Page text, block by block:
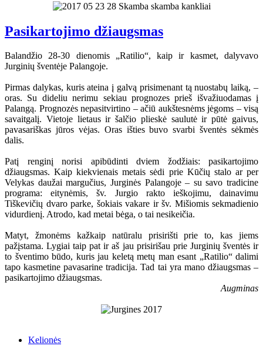
Pasikartojimo džiaugsmas
Balandžio 28-30 dienomis „Ratilio“, kaip ir kasmet, dalyvavo
Jurginių šventėje Palangoje.
Pirmas dalykas, kuris ateina į galvą prisimenant tą nuostabų laiką, –
oras. Su dideliu nerimu sekiau prognozes prieš išvažiuodamas į
Palangą. Prognozės nepasitvirtino – ačiū aukštesnėms jėgoms – visą
savaitgalį. Vietoje lietaus ir šalčio plieskė saulutė ir pūtė gaivus,
pavasariškas jūros vėjas. Oras išties buvo svarbi šventės sėkmės
dalis.
Patį renginį norisi apibūdinti dviem žodžiais: pasikartojimo
džiaugsmas. Kaip kiekvienais metais sėdi prie Kūčių stalo ar per
Velykas daužai margučius, Jurginės Palangoje – su savo tradicine
programa: eitynėmis, šv. Jurgio rakto ieškojimu, dainavimu
Tiškevičių dvaro parke, šokiais vakare ir šv. Mišiomis sekmadienio
vidurdienį. Atrodo, kad metai bėga, o tai nesikeičia.
Matyt, žmonėms kažkaip natūralu prisirišti prie to, kas jiems
pažįstama. Lygiai taip pat ir aš jau prisirišau prie Jurginių šventės ir
to šventimo būdo, kuris jau keletą metų man esant „Ratilio“ dalimi
tapo kasmetine pavasarine tradicija. Tad tai yra mano džiaugsmas –
pasikartojimo džiaugsmas.
Augminas
Kelionės